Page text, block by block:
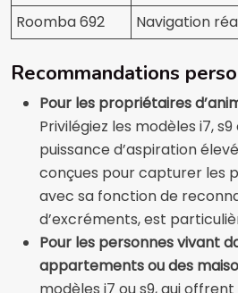
Roomba 692
Navigation
Recommandations
Pour les propriétaires
Privilégiez les modèles i7,
puissance d’aspiration
conçues pour capturer les
avec sa fonction de
d’excréments, est
Pour les personnes vivant
appartements ou des